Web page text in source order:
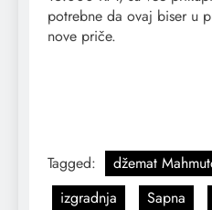
potrebne da ovaj biser u
nove priče.
Tagged:
džemat
izgradnja
Sapna